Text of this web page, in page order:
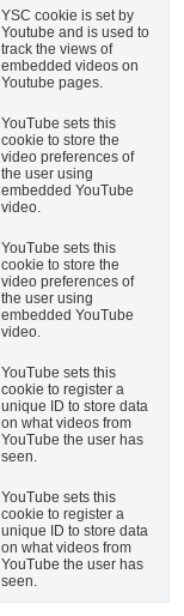
YSC cookie is set by
Youtube and is used to
track the views of
embedded videos on
Youtube pages.
YouTube sets this
cookie to store the
video preferences of
the user using
embedded YouTube
video.
YouTube sets this
cookie to store the
video preferences of
the user using
embedded YouTube
video.
YouTube sets this
cookie to register a
unique ID to store data
on what videos from
YouTube the user has
seen.
YouTube sets this
cookie to register a
unique ID to store data
on what videos from
YouTube the user has
seen.